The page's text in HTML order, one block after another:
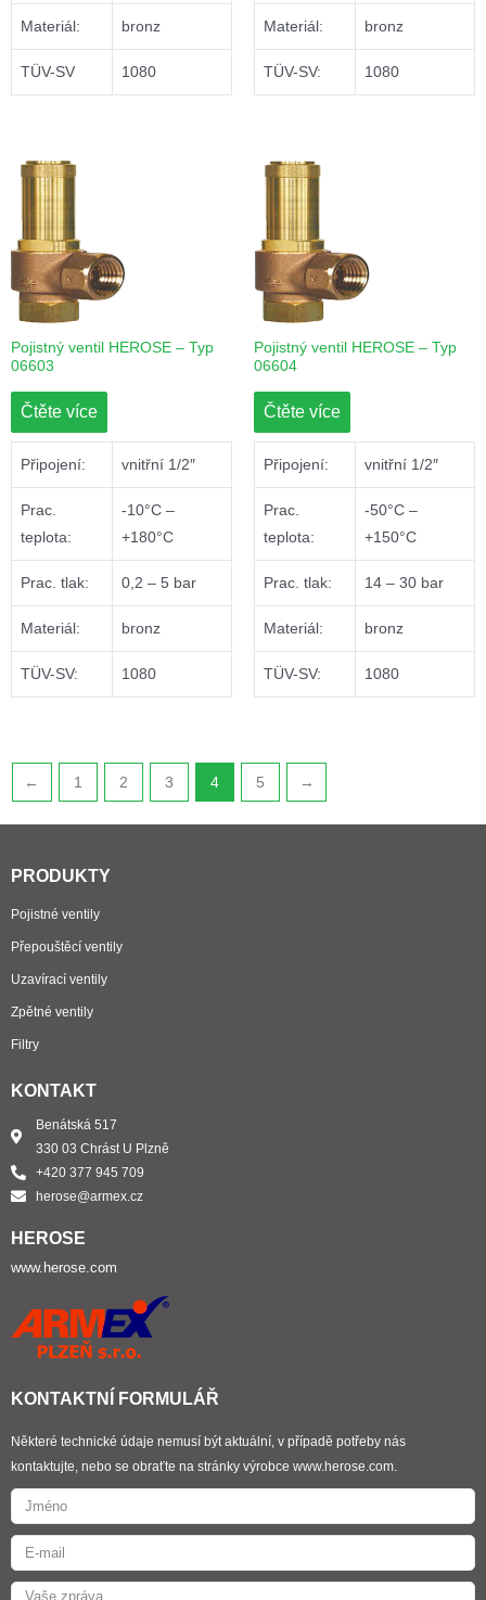
Materiál: bronz
TÜV-SV 1080
Materiál: bronz
TÜV-SV: 1080
Pojistný ventil HEROSE – Typ
06603
Čtěte více
Připojení: vnitřní 1/2″
Prac.
teplota:
-10°C –
+180°C
Prac. tlak: 0,2 – 5 bar
Materiál: bronz
TÜV-SV: 1080
Pojistný ventil HEROSE – Typ
06604
Čtěte více
Připojení: vnitřní 1/2″
Prac.
teplota:
-50°C –
+150°C
Prac. tlak: 14 – 30 bar
Materiál: bronz
TÜV-SV: 1080
← 1 2 3 4 5 →
PRODUKTY
Pojistné ventily
Přepouštěcí ventily
Uzavírací ventily
Zpětné ventily
Filtry
KONTAKT
Benátská 517
330 03 Chrást U Plzně
+420 377 945 709
herose@armex.cz
HEROSE
www.herose.com
KONTAKTNÍ FORMULÁŘ
Některé technické údaje nemusí být aktuální, v případě potřeby nás
kontaktujte, nebo se obraťte na stránky výrobce www.herose.com.